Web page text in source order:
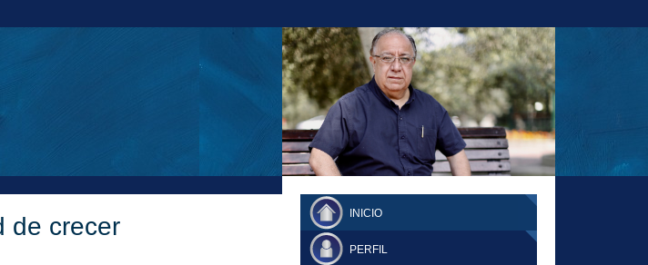
FERNANDO TUESTA SUPLEMENTO
DOMINGO
de crecer INICIO
PERFIL